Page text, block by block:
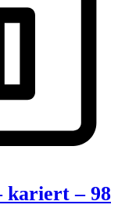
kariert – 98